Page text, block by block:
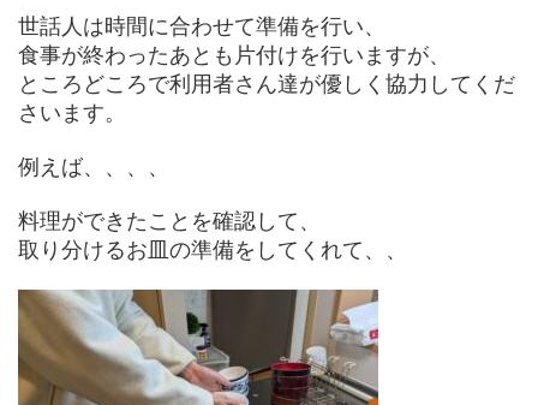
世話人は時間に合わせて準備を行い、
食事が終わったあとも片付けを行いますが、
ところどころで利用者さん達が優しく協力してくだ
さいます。
例えば、、、、
料理ができたことを確認して、
取り分けるお皿の準備をしてくれて、、